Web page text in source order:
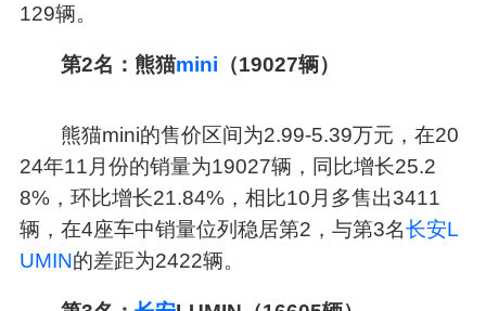
129辆。
第2名：熊猫mini （19027辆）
熊猫mini的售价区间为2.99-5.39万元，在20
24年11月份的销量为19027辆，同比增长25.2
8%，环比增长21.84%，相比10月多售出3411
辆，在4座车中销量位列稳居第2，与第3名长安L
UMIN的差距为2422辆。